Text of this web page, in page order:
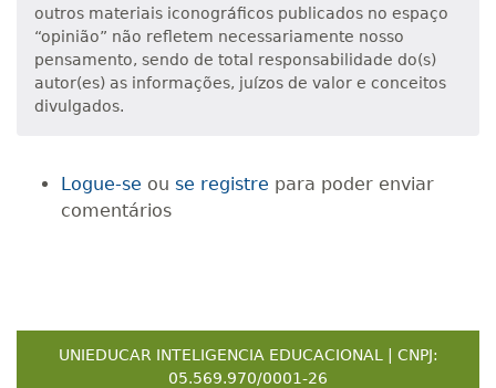
outros materiais iconográficos publicados no espaço
“opinião” não refletem necessariamente nosso
pensamento, sendo de total responsabilidade do(s)
autor(es) as informações, juízos de valor e conceitos
divulgados.
Logue-se ou se registre para poder enviar
comentários
UNIEDUCAR INTELIGENCIA EDUCACIONAL | CNPJ:
05.569.970/0001-26